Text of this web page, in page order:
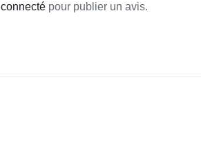
connectépour publier un avis.